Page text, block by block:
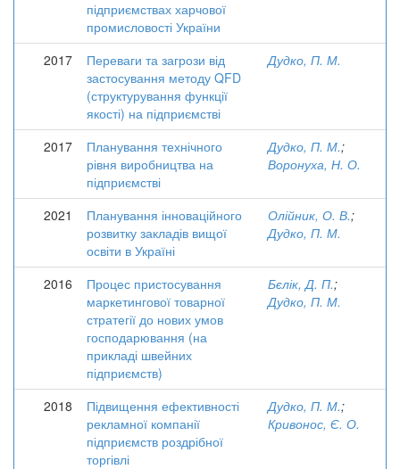
підприємствах харчової
промисловості України
2017
Переваги та загрози від
застосування методу QFD
(структурування функції
якості) на підприємстві
Дудко, П. М.
2017
Планування технічного
рівня виробництва на
підприємстві
Дудко, П. М.;
Воронуха, Н. О.
2021
Планування інноваційного
розвитку закладів вищої
освіти в Україні
Олійник, О. В.;
Дудко, П. М.
2016
Процес пристосування
маркетингової товарної
стратегії до нових умов
господарювання (на
прикладі швейних
підприємств)
Бєлік, Д. П.;
Дудко, П. М.
2018
Підвищення ефективності
рекламної компанії
підприємств роздрібної
торгівлі
Дудко, П. М.;
Кривонос, Є. О.